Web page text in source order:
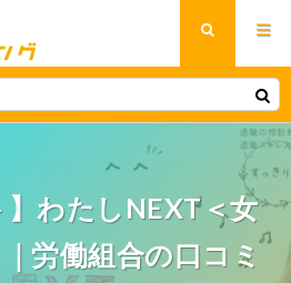
わたしNEXT＜女
労働組合の口コミ